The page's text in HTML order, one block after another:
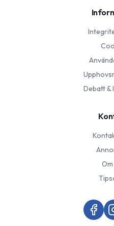
Debatt &